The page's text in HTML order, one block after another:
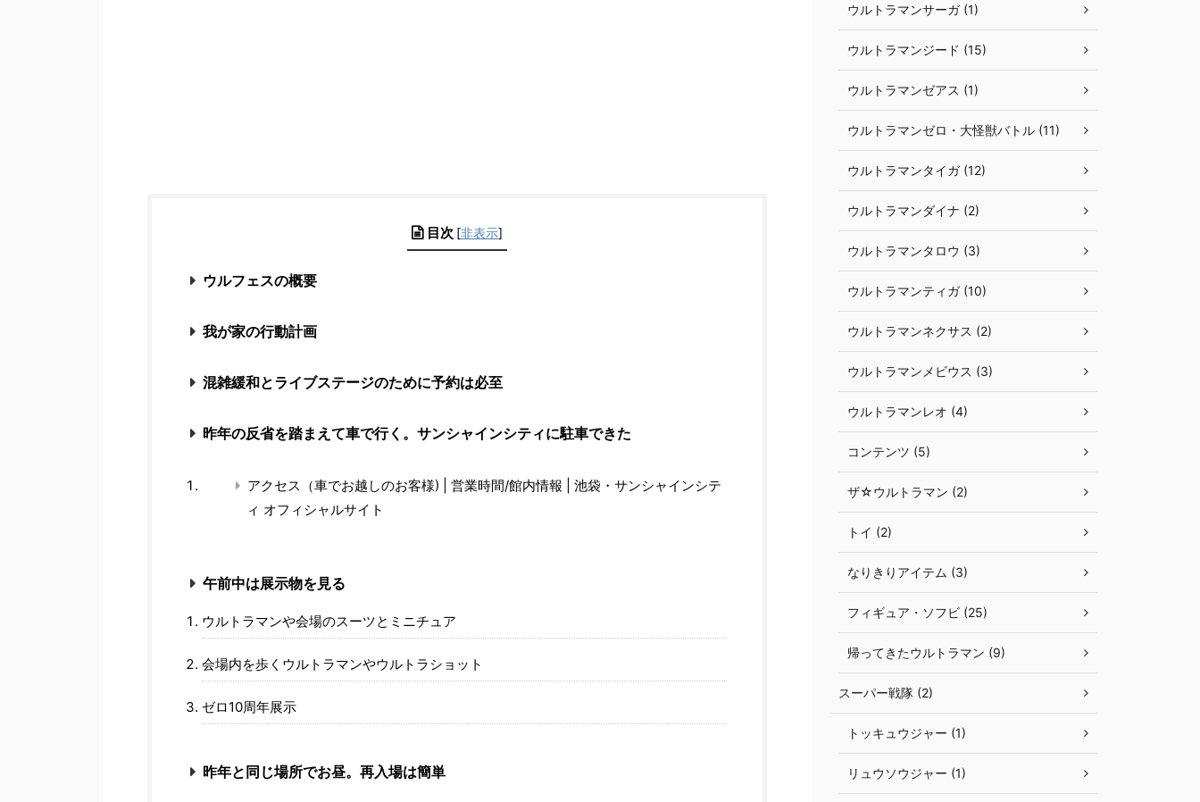
目次 [非表示]
ウルフェスの概要
我が家の行動計画
混雑緩和とライブステージのために予約は必至
昨年の反省を踏まえて車で行く。サンシャインシティに駐車できた
アクセス（車でお越しのお客様) | 営業時間/館内情報 | 池袋・サンシャインシテ
ィ オフィシャルサイト
午前中は展示物を見る
ウルトラマンや会場のスーツとミニチュア
会場内を歩くウルトラマンやウルトラショット
ゼロ10周年展示
昨年と同じ場所でお昼。再入場は簡単
ウルトラマンサーガ (1)
ウルトラマンジード (15)
ウルトラマンゼアス (1)
ウルトラマンゼロ・大怪獣バトル (11)
ウルトラマンタイガ (12)
ウルトラマンダイナ (2)
ウルトラマンタロウ (3)
ウルトラマンティガ (10)
ウルトラマンネクサス (2)
ウルトラマンメビウス (3)
ウルトラマンレオ (4)
コンテンツ (5)
ザ☆ウルトラマン (2)
トイ (2)
なりきりアイテム (3)
フィギュア・ソフビ (25)
帰ってきたウルトラマン (9)
スーパー戦隊 (2)
トッキュウジャー (1)
リュウソウジャー (1)